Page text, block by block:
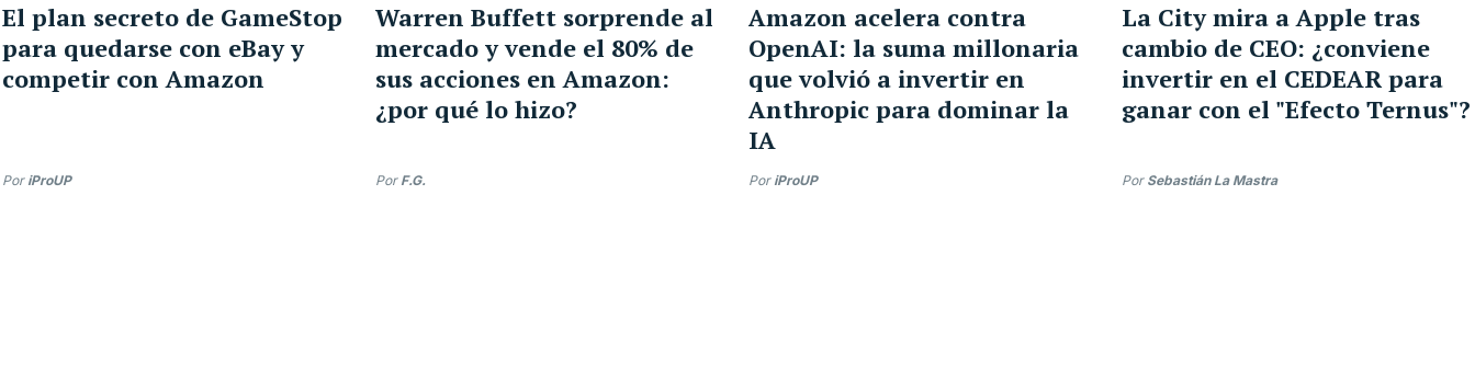
El plan secreto de GameStop
para quedarse con eBay y
competir con Amazon
Por iProUP
Warren Buffett sorprende al
mercado y vende el 80% de
sus acciones en Amazon:
¿por qué lo hizo?
Por F.G.
Amazon acelera contra
OpenAI: la suma millonaria
que volvió a invertir en
Anthropic para dominar la
IA
Por iProUP
La City mira a Apple tras
cambio de CEO: ¿conviene
invertir en el CEDEAR para
ganar con el "Efecto Ternus"?
Por Sebastián La Mastra